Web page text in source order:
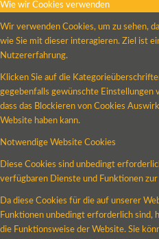
Wie wir Cookies verwenden
Wir verwenden Cookies, um zu sehen,
wie Sie mit dieser interagieren. Ziel ist
Nutzererfahrung.
Klicken Sie auf die
gegebenfalls gewünschte Einstellungen
dass das Blockieren von Cookies
Website haben kann.
Notwendige Website Cookies
Diese Cookies sind unbedingt
verfügbaren Dienste und Funktionen
Da diese Cookies für die auf unserer
Funktionen unbedingt erforderlich sind,
die Funktionsweise der Website. Sie